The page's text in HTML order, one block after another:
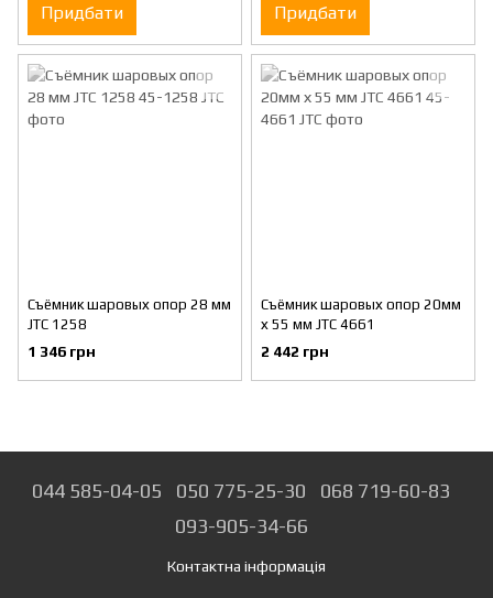
Придбати Придбати
Съёмник шаровых опор 28 мм
JTC 1258
1 346 грн
Съёмник шаровых опор 20мм
х 55 мм JTC 4661
2 442 грн
044 585-04-05 050 775-25-30
068 719-60-83
093-905-34-66
Контактна інформація